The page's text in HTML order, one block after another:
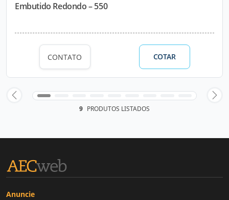
Embutido Redondo – 550
CONTATO COTAR
9 PRODUTOS LISTADOS
Anuncie